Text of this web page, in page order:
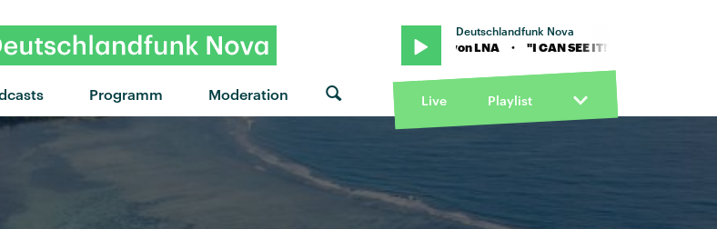
Programm Moderation
Deutschlandfunk Nova
"I CAN SEE IT!" von LNA · "I CAN SEE IT!" von LNA · "I CAN SEE IT!" von LNA
Live Playlist